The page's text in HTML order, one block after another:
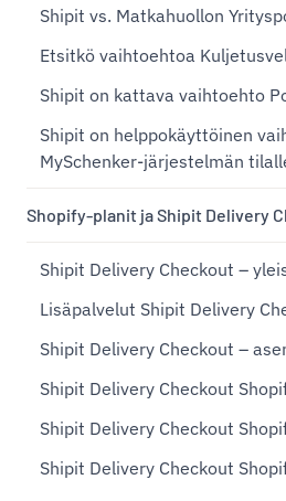
Shipit vs. Matkahuollon
Etsitkö vaihtoehtoa
Shipit on kattava vaihtoehto
Shipit on helppokäyttöinen
MySchenker-järjestelmän
Shopify-planit ja Shipit Delivery
Shipit Delivery Checkout –
Lisäpalvelut Shipit Delivery
Shipit Delivery Checkout –
Shipit Delivery Checkout
Shipit Delivery Checkout
Shipit Delivery Checkout